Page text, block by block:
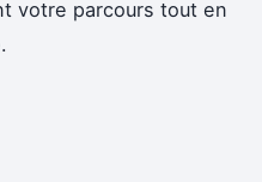
votre parcours tout en